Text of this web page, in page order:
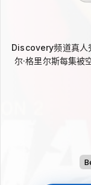
Discovery频道真人
尔·格里尔斯每集被
地，如雨林、沙漠
摄影小组全程记录
大啖蛆、生肉、昆
杀野兔，如何对抗
到达有人类活动的